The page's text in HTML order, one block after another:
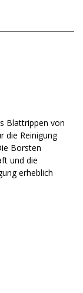
Blattrippen von
die Reinigung
Borsten
und die
erheblich